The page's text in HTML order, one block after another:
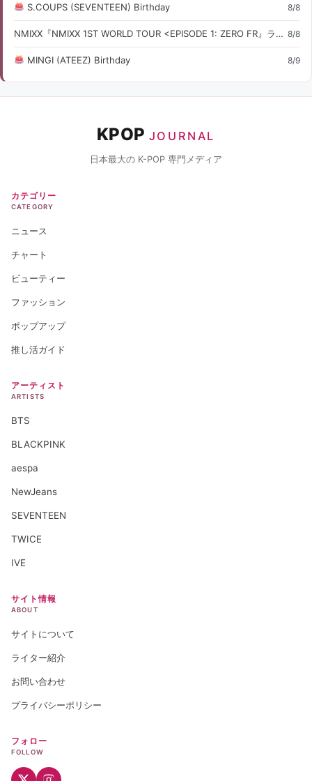
S.COUPS (SEVENTEEN) Birthday 8/8
NMIXX『NMIXX 1ST WORLD TOUR <EPISODE 1: ZERO FR』ライブ・コンサート情報 8/8
MINGI (ATEEZ) Birthday 8/9
KPOP JOURNAL
日本最大の K-POP 専門メディア
カテゴリー
CATEGORY
ニュース
チャート
ビューティー
ファッション
ポップアップ
推し活ガイド
アーティスト
ARTISTS
BTS
BLACKPINK
aespa
NewJeans
SEVENTEEN
TWICE
IVE
サイト情報
ABOUT
サイトについて
ライター紹介
お問い合わせ
プライバシーポリシー
フォロー
FOLLOW